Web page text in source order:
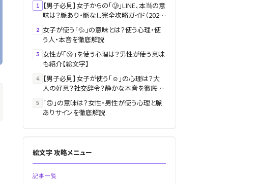
1
【男子必見】女子からの「🥲」LINE、本当の意
味は？脈あり・脈なし完全攻略ガイド（2025
年版）
2 女子が使う「💦」の意味とは？使う心理・使
う人・本音を徹底解説
3 女性が「😘」を使う心理は？男性が使う意味
も紹介【絵文字】
4
【男子必見】女子が使う「☺️」の心理は？大
人の好意？社交辞令？静かな本音を徹底解
説
5
「🙃」の意味は？女性・男性が使う心理と脈
ありサインを徹底解説
絵文字 攻略メニュー
記事一覧